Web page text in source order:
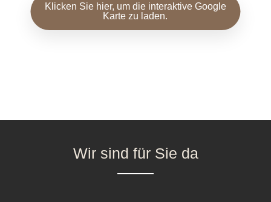
Klicken Sie hier, um die interaktive Google
Karte zu laden.
Wir sind für Sie da